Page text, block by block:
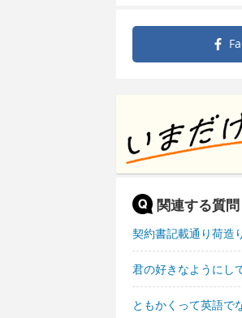
関連する質問
契約書記載通り荷造
君の好きなようにし
ともかくって英語で